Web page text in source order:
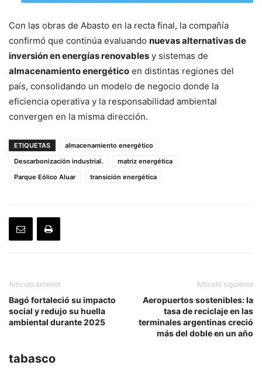
Con las obras de Abasto en la recta final, la compañía
confirmó que continúa evaluando nuevas alternativas de
inversión en energías renovables y sistemas de
almacenamiento energético en distintas regiones del
país, consolidando un modelo de negocio donde la
eficiencia operativa y la responsabilidad ambiental
convergen en la misma dirección.
ETIQUETAS
almacenamiento energético
Descarbonización industrial.
matriz energética
Parque Eólico Aluar
transición energética
Artículo anterior
Bagó fortaleció su impacto
social y redujo su huella
ambiental durante 2025
Artículo siguiente
Aeropuertos sostenibles: la
tasa de reciclaje en las
terminales argentinas creció
más del doble en un año
tabasco